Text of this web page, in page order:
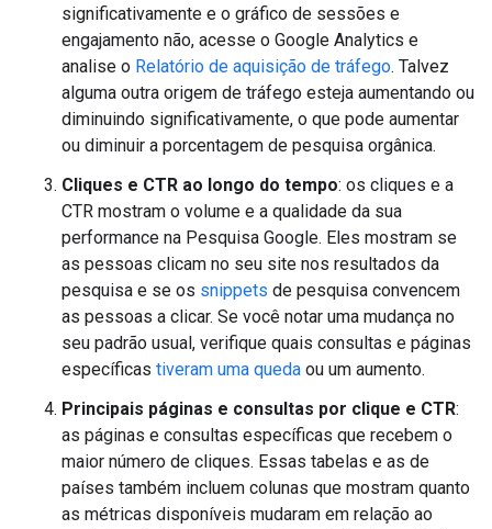
significativamente e o gráfico de sessões e
engajamento não, acesse o Google Analytics e
analise o Relatório de aquisição de tráfego. Talvez
alguma outra origem de tráfego esteja aumentando ou
diminuindo significativamente, o que pode aumentar
ou diminuir a porcentagem de pesquisa orgânica.
Cliques e CTR ao longo do tempo: os cliques e a
CTR mostram o volume e a qualidade da sua
performance na Pesquisa Google. Eles mostram se
as pessoas clicam no seu site nos resultados da
pesquisa e se os snippets de pesquisa convencem
as pessoas a clicar. Se você notar uma mudança no
seu padrão usual, verifique quais consultas e páginas
específicas tiveram uma queda ou um aumento.
Principais páginas e consultas por clique e CTR:
as páginas e consultas específicas que recebem o
maior número de cliques. Essas tabelas e as de
países também incluem colunas que mostram quanto
as métricas disponíveis mudaram em relação ao